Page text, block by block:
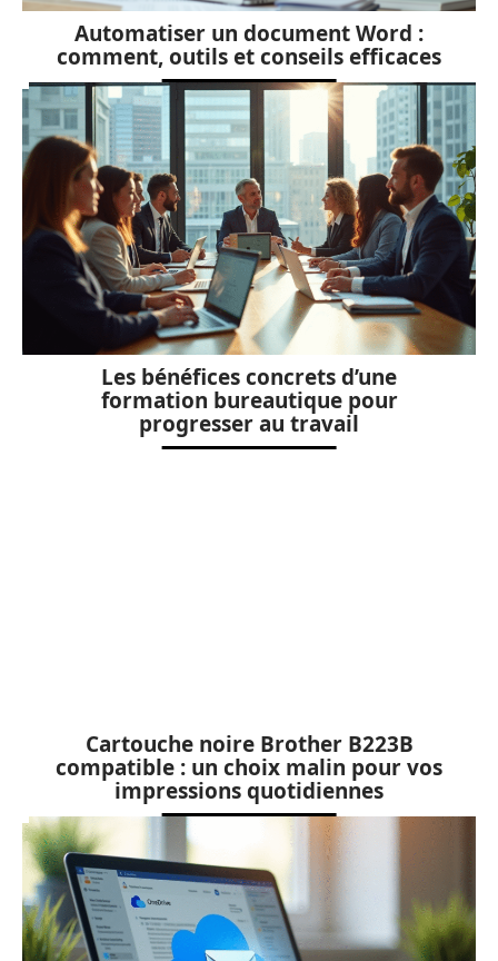
Automatiser un document Word :
comment, outils et conseils efficaces
Les bénéfices concrets d’une
formation bureautique pour
progresser au travail
Cartouche noire Brother B223B
compatible : un choix malin pour vos
impressions quotidiennes